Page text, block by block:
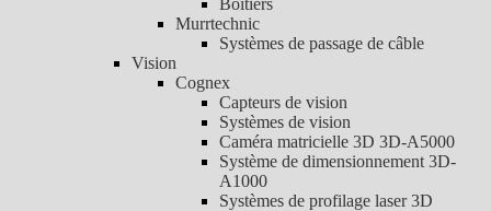
Boîtiers
Murrtechnic
Systèmes de passage de câble
Vision
Cognex
Capteurs de vision
Systèmes de vision
Caméra matricielle 3D 3D-A5000
Système de dimensionnement 3D-
A1000
Systèmes de profilage laser 3D